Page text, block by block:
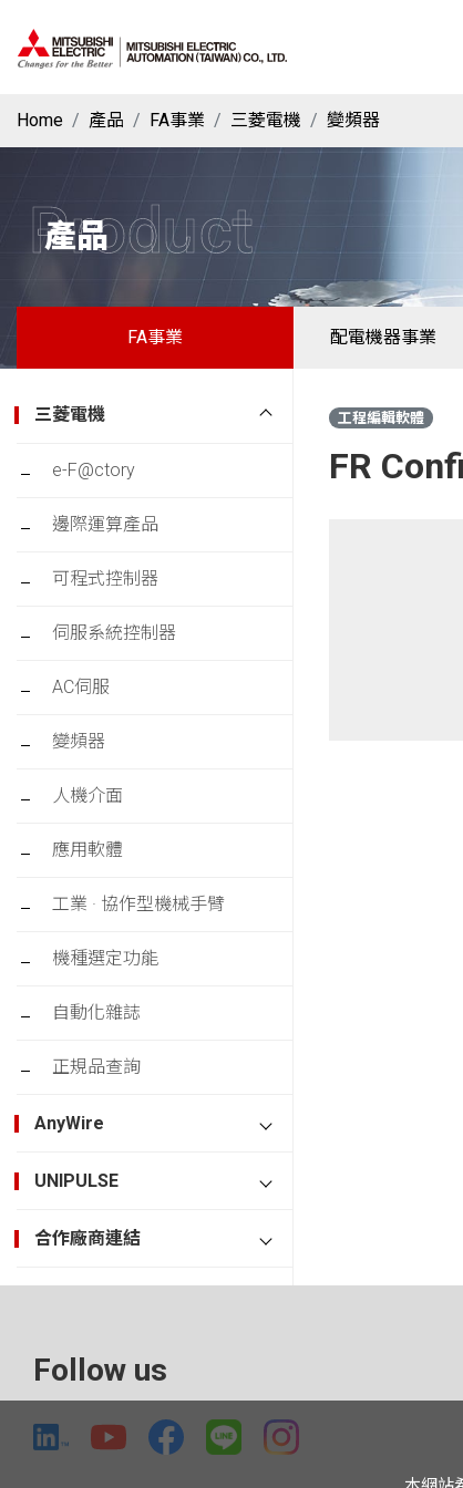
Home 產品 FA事業 三菱電機 變頻器
產品
Product
FA事業 配電機器事業
三菱電機
e-F@ctory
邊際運算產品
可程式控制器
伺服系統控制器
AC伺服
變頻器
人機介面
應用軟體
工業 · 協作型機械手臂
機種選定功能
自動化雜誌
正規品查詢
AnyWire
UNIPULSE
合作廠商連結
工程編輯軟體
FR
Follow us